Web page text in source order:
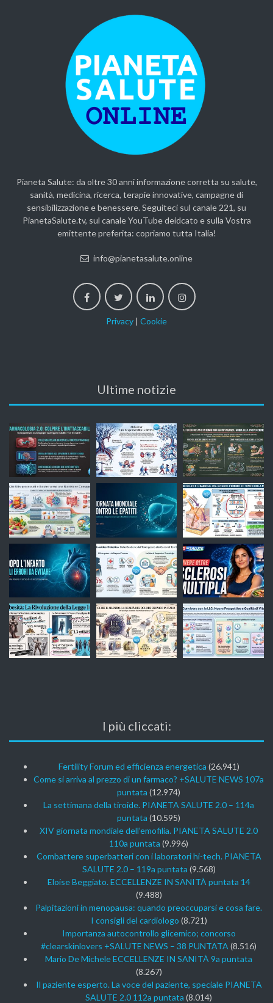
Pianeta Salute: da oltre 30 anni informazione corretta su salute,
sanità, medicina, ricerca, terapie innovative, campagne di
sensibilizzazione e benessere. Seguiteci sul canale 221, su
PianetaSalute.tv, sul canale YouTube deidcato e sulla Vostra
emittente preferita: copriamo tutta Italia!
info@pianetasalute.online
Privacy | Cookie
Ultime notizie
I più cliccati:
Fertility Forum ed efficienza energetica (26.941)
Come si arriva al prezzo di un farmaco? +SALUTE NEWS 107a
puntata (12.974)
La settimana della tiroide. PIANETA SALUTE 2.0 – 114a
puntata (10.595)
XIV giornata mondiale dell’emofilia. PIANETA SALUTE 2.0
110a puntata (9.996)
Combattere superbatteri con i laboratori hi-tech. PIANETA
SALUTE 2.0 – 119a puntata (9.568)
Eloise Beggiato. ECCELLENZE IN SANITÀ puntata 14
(9.488)
Palpitazioni in menopausa: quando preoccuparsi e cosa fare.
I consigli del cardiologo (8.721)
Importanza autocontrollo glicemico; concorso
#clearskinlovers +SALUTE NEWS – 38 PUNTATA (8.516)
Mario De Michele ECCELLENZE IN SANITÀ 9a puntata
(8.267)
Il paziente esperto. La voce del paziente, speciale PIANETA
SALUTE 2.0 112a puntata (8.014)